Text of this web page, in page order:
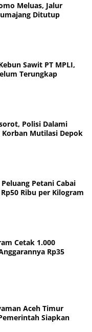
Meluas, Jalur
Ditutup
Sawit PT MPLI,
Terungkap
Polisi Dalami
Mutilasi Depok
Petani Cabai
Ribu per Kilogram
Cetak 1.000
Rp35
Aceh Timur
Siapkan